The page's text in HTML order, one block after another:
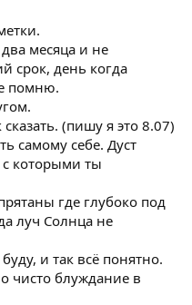
месяца и не
срок, день когда
помню.
(пишу я это 8.07)
самому себе. Дуст
с которыми ты
где глубоко под
луч Солнца не
и так всё понятно.
чисто блуждание в